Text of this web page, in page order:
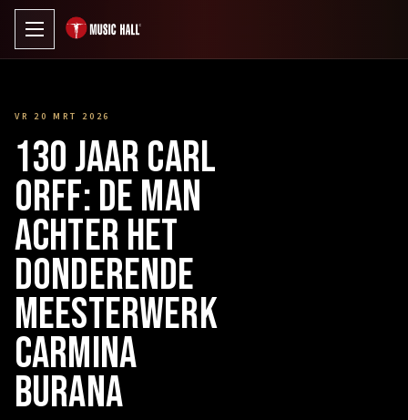
VR 20 MRT 2026
130 jaar Carl
Orff: de man
achter het
donderende
meesterwerk
Carmina
Burana